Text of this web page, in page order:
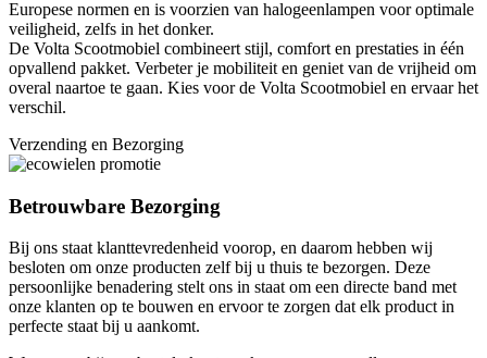
Europese normen en is voorzien van halogeenlampen voor optimale
veiligheid, zelfs in het donker.
De Volta Scootmobiel combineert stijl, comfort en prestaties in één
opvallend pakket. Verbeter je mobiliteit en geniet van de vrijheid om
overal naartoe te gaan. Kies voor de Volta Scootmobiel en ervaar het
verschil.
Verzending en Bezorging
Betrouwbare Bezorging
Bij ons staat klanttevredenheid voorop, en daarom hebben wij
besloten om onze producten zelf bij u thuis te bezorgen. Deze
persoonlijke benadering stelt ons in staat om een directe band met
onze klanten op te bouwen en ervoor te zorgen dat elk product in
perfecte staat bij u aankomt.